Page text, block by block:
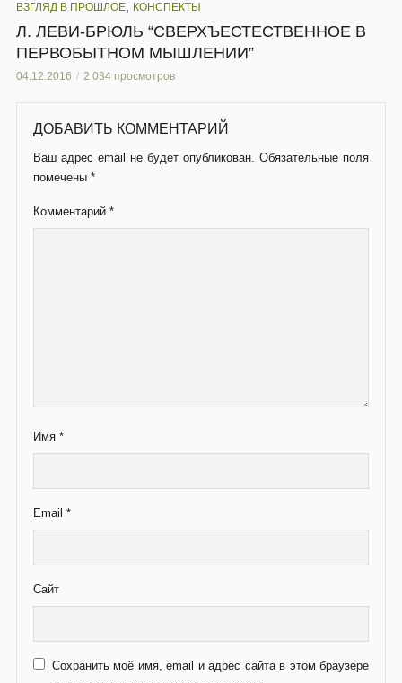
ВЗГЛЯД В ПРОШЛОЕ КОНСПЕКТЫ
Л. ЛЕВИ-БРЮЛЬ “СВЕРХЪЕСТЕСТВЕННОЕ В
ПЕРВОБЫТНОМ МЫШЛЕНИИ”
04.12.2016 2 034 просмотров
ДОБАВИТЬ КОММЕНТАРИЙ
Ваш адрес email не будет опубликован. Обязательные поля
помечены *
Комментарий *
Имя *
Email *
Сайт
Сохранить моё имя, email и адрес сайта в этом браузере